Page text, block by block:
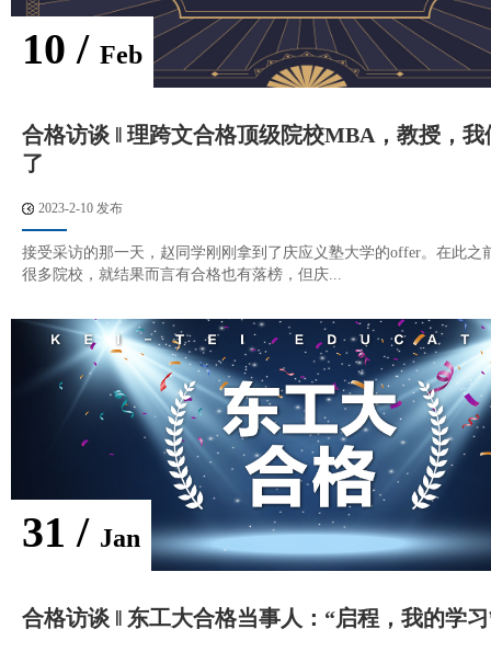
10 / Feb
合格访谈 ‖ 理跨文合格顶级院校MBA，教授，我
了
2023-2-10 发布
接受采访的那一天，赵同学刚刚拿到了庆应义塾大学的offer。在此之
很多院校，就结果而言有合格也有落榜，但庆...
31 / Jan
合格访谈 ‖ 东工大合格当事人：“启程，我的学